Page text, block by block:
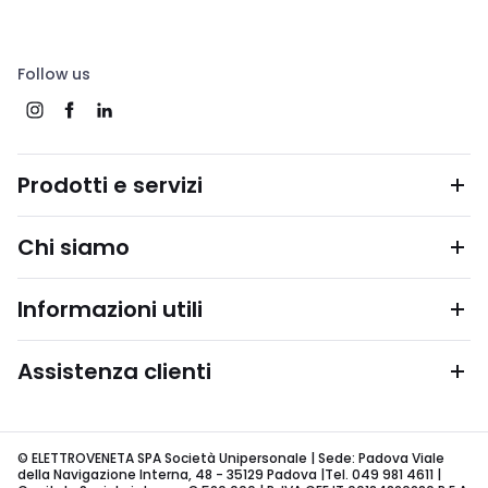
Follow us
Prodotti e servizi
Chi siamo
Informazioni utili
Assistenza clienti
© ELETTROVENETA SPA Società Unipersonale | Sede: Padova Viale
della Navigazione Interna, 48 - 35129 Padova |Tel. 049 981 4611 |